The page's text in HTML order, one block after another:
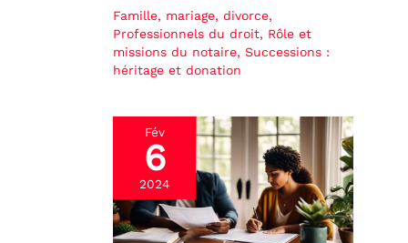
Famille, mariage, divorce,
Professionnels du droit, Rôle et
missions du notaire, Successions :
héritage et donation
Fév
6
2024